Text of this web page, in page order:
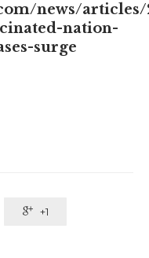
news/articles/
nation-
surge
 +1